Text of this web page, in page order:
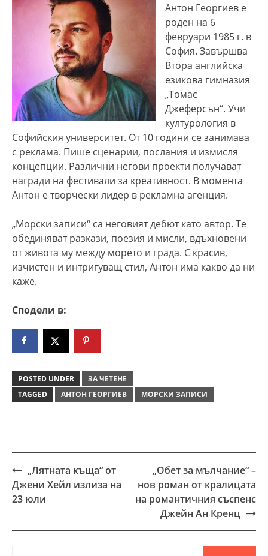
Антон Георгиев е
роден на 6
февруари 1985 г. в
София. Завършва
Втора английска
езикова гимназия
„Томас
Джеферсън“. Учи
културология в
Софийския университет. От 10 години се занимава
с реклама. Пише сценарии, послания и измисля
концепции. Различни негови проекти получават
награди на фестивали за креативност. В момента
Антон е творчески лидер в рекламна агенция.
„Морски записи“ са неговият дебют като автор. Те
обединяват разкази, поезия и мисли, вдъхновени
от живота му между морето и града. С красив,
изчистен и интригуващ стил, Антон има какво да ни
каже.
Сподели в:
POSTED UNDER
ЗА ЧЕТЕНЕ
TAGGED
АНТОН ГЕОРГИЕВ МОРСКИ ЗАПИСИ
Post
navigation
„Лятната къща“ от
Джени Хейл излиза на
23 юли
„Обет за мълчание“ –
нов роман от кралицата
на романтичния съспенс
Джейн Ан Кренц